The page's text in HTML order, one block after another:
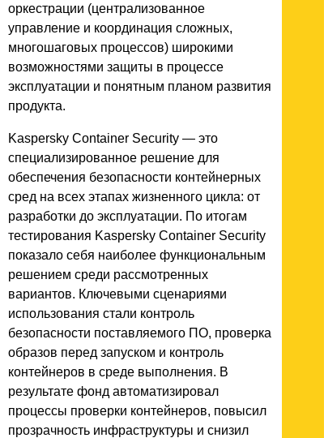
оркестрации (централизованное
управление и координация сложных,
многошаговых процессов) широкими
возможностями защиты в процессе
эксплуатации и понятным планом развития
продукта.
Kaspersky Container Security — это
специализированное решение для
обеспечения безопасности контейнерных
сред на всех этапах жизненного цикла: от
разработки до эксплуатации. По итогам
тестирования Kaspersky Container Security
показало себя наиболее функциональным
решением среди рассмотренных
вариантов. Ключевыми сценариями
использования стали контроль
безопасности поставляемого ПО, проверка
образов перед запуском и контроль
контейнеров в среде выполнения. В
результате фонд автоматизировал
процессы проверки контейнеров, повысил
прозрачность инфраструктуры и снизил